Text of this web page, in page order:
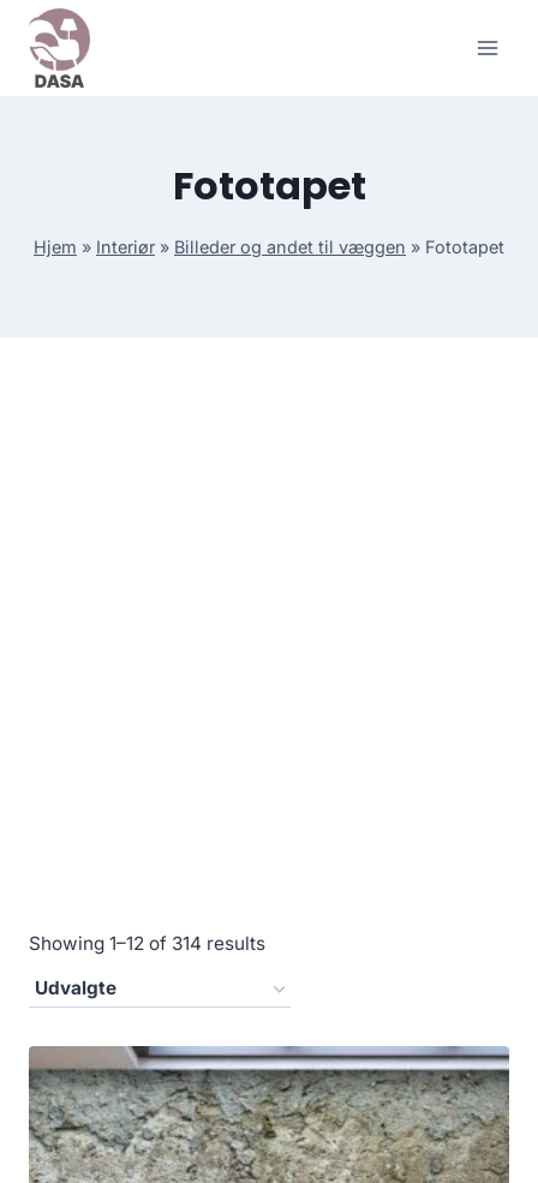
Skip
content
Fototapet
Hjem » Interiør » Billeder og andet til væggen » Fototapet
Showing 1–12 of 314 results